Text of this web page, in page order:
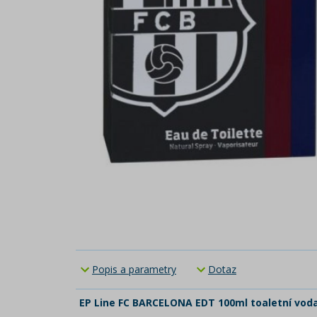
Popis a parametry Dotaz
EP Line FC BARCELONA EDT 100ml toaletní